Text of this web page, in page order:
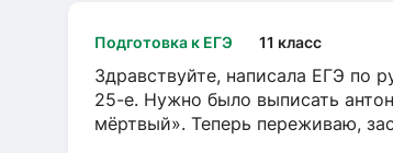
Подготовка к ЕГЭ 11 класс
Здравствуйте, написала ЕГЭ по
25-е. Нужно было выписать
мёртвый». Теперь переживаю,